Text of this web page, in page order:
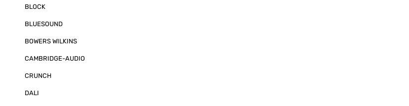
BLOCK
BLUESOUND
BOWERS WILKINS
CAMBRIDGE-AUDIO
CRUNCH
DALI